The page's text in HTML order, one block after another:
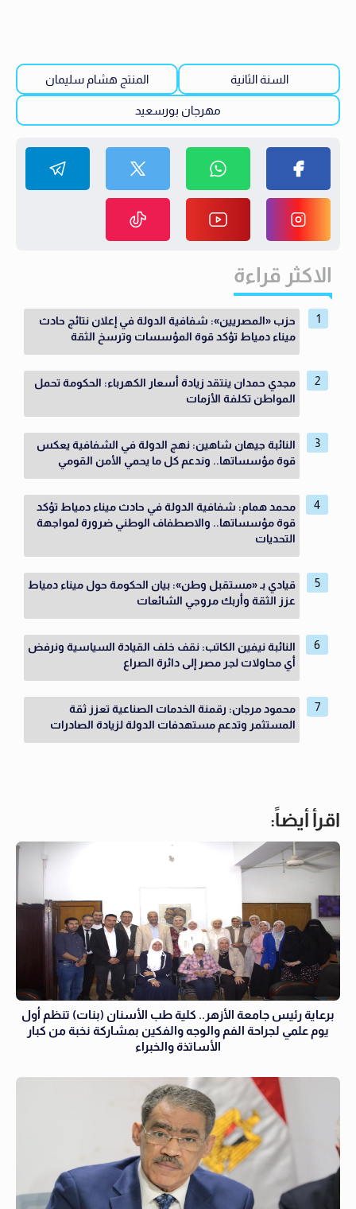
السنة الثانية المنتج هشام سليمان
مهرجان بورسعيد
الاكثر قراءة
حزب «المصريين»: شفافية الدولة في إعلان نتائج حادث
ميناء دمياط تؤكد قوة المؤسسات وترسخ الثقة
مجدي حمدان ينتقد زيادة أسعار الكهرباء: الحكومة تحمل
المواطن تكلفة الأزمات
النائبة جيهان شاهين: نهج الدولة في الشفافية يعكس
قوة مؤسساتها.. وندعم كل ما يحمي الأمن القومي
محمد همام: شفافية الدولة في حادث ميناء دمياط تؤكد
قوة مؤسساتها.. والاصطفاف الوطني ضرورة لمواجهة
التحديات
قيادي بـ «مستقبل وطن»: بيان الحكومة حول ميناء دمياط
عزز الثقة وأربك مروجي الشائعات
النائبة نيفين الكاتب: نقف خلف القيادة السياسية ونرفض
أي محاولات لجر مصر إلى دائرة الصراع
محمود مرجان: رقمنة الخدمات الصناعية تعزز ثقة
المستثمر وتدعم مستهدفات الدولة لزيادة الصادرات
اقرأ أيضاً:
برعاية رئيس جامعة الأزهر.. كلية طب الأسنان (بنات) تنظم أول
يوم علمي لجراحة الفم والوجه والفكين بمشاركة نخبة من كبار
الأساتذة والخبراء